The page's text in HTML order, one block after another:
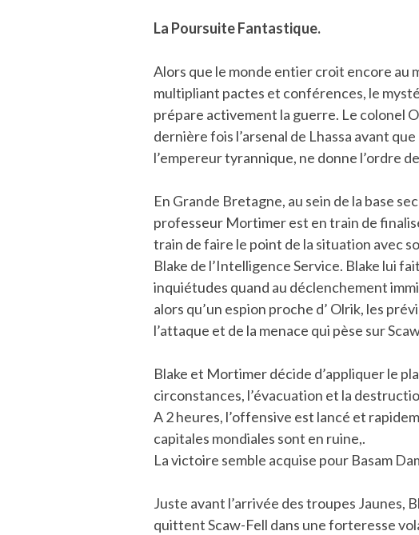
La Poursuite Fantastique.
Alors que le monde entier croit encore au
multipliant pactes et conférences, le
prépare activement la guerre. Le colonel
dernière fois l’arsenal de Lhassa avant
l’empereur tyrannique, ne donne l’ordre
En Grande Bretagne, au sein de la base
professeur Mortimer est en train de
train de faire le point de la situation avec
Blake de l’Intelligence Service. Blake lui
inquiétudes quand au déclenchement
alors qu’un espion proche d’ Olrik, les
l’attaque et de la menace qui pèse sur
Blake et Mortimer décide d’appliquer le
circonstances, l’évacuation et la
A 2 heures, l’offensive est lancé et
capitales mondiales sont en ruine,.
La victoire semble acquise pour Basam
Juste avant l’arrivée des troupes Jaunes,
quittent Scaw-Fell dans une forteresse